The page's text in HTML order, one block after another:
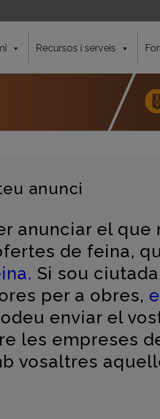
Recursos i serveis
anunci
anunciar el que
de feina,
Si sou
per a obres,
enviar el
les empreses
vosaltres